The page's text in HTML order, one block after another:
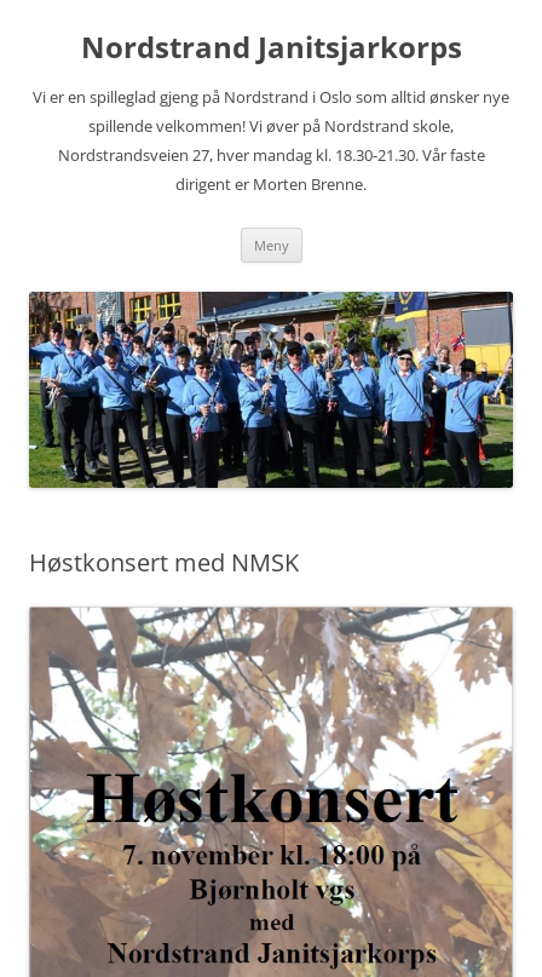
innholdNordstrand Janitsjarkorps
Vi er en spilleglad gjeng på Nordstrand i Oslo som alltid ønsker nye
spillende velkommen! Vi øver på Nordstrand skole,
Nordstrandsveien 27, hver mandag kl. 18.30-21.30. Vår faste
dirigent er Morten Brenne.
Meny
Høstkonsert med NMSK